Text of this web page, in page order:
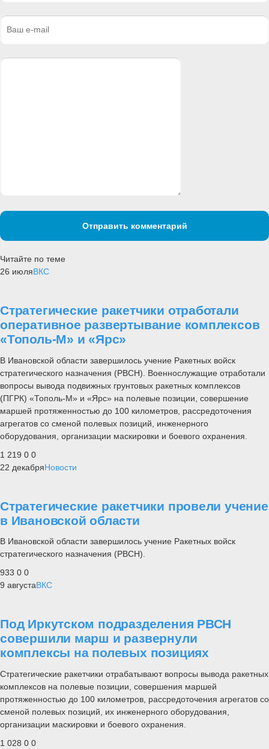
Отправить комментарий
Читайте по теме
26 июляВКС
Стратегические ракетчики отработали
оперативное развертывание комплексов
«Тополь-М» и «Ярс»
В Ивановской области завершилось учение Ракетных войск
стратегического назначения (РВСН). Военнослужащие отработали
вопросы вывода подвижных грунтовых ракетных комплексов
(ПГРК) «Тополь-М» и «Ярс» на полевые позиции, совершение
маршей протяженностью до 100 километров, рассредоточения
агрегатов со сменой полевых позиций, инженерного
оборудования, организации маскировки и боевого охранения.
1 219 0 0
22 декабряНовости
Стратегические ракетчики провели учение
в Ивановской области
В Ивановской области завершилось учение Ракетных войск
стратегического назначения (РВСН).
933 0 0
9 августаВКС
Под Иркутском подразделения РВСН
совершили марш и развернули
комплексы на полевых позициях
Стратегические ракетчики отрабатывают вопросы вывода ракетных
комплексов на полевые позиции, совершения маршей
протяженностью до 100 километров, рассредоточения агрегатов со
сменой полевых позиций, их инженерного оборудования,
организации маскировки и боевого охранения.
1 028 0 0